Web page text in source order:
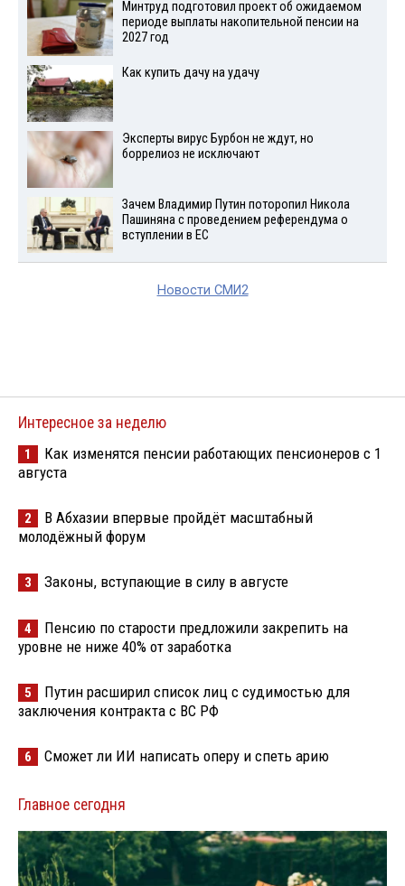
Минтруд подготовил проект об ожидаемом
периоде выплаты накопительной пенсии на
2027 год
Как купить дачу на удачу
Эксперты вирус Бурбон не ждут, но
боррелиоз не исключают
Зачем Владимир Путин поторопил Никола
Пашиняна с проведением референдума о
вступлении в ЕС
Новости СМИ2
Интересное за неделю
1
Как изменятся пенсии работающих пенсионеров с 1
августа
2
В Абхазии впервые пройдёт масштабный
молодёжный форум
3 Законы, вступающие в силу в августе
4
Пенсию по старости предложили закрепить на
уровне не ниже 40% от заработка
5
Путин расширил список лиц с судимостью для
заключения контракта с ВС РФ
6 Сможет ли ИИ написать оперу и спеть арию
Главное сегодня